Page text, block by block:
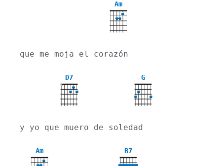
Am
que me moja el corazón
D7
X
G
y yo que muero de soledad
Am B7